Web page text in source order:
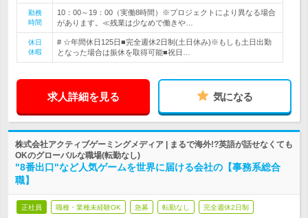
勤務
時間
10：00～19：00（実働8時間）※プロジェクトにより異なる場合
があります。≪残業は少なめで働きや…
休日
休暇
# ☆年間休日125日■完全週休2日制(土日休み)※もしも土日出勤
となった場合は振休を取得可能■祝日…
求人詳細を見る 気になる
株式会社アクティブゲーミングメディア | まるで海外!?英語が話せなくても
OKのグローバルな職場(転勤なし)
"8番出口"など人気ゲームを世界に届ける会社の【事務系総合
職】
正社員 職種・業種未経験OK 急募 転勤なし 完全週休2日制